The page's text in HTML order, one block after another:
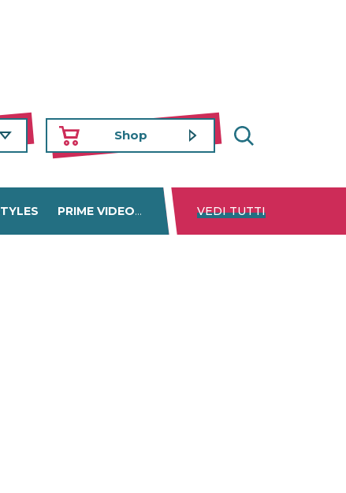
Shop
PRIME VIDEO DISNEY+ NETFLIX
VEDI TUTTI